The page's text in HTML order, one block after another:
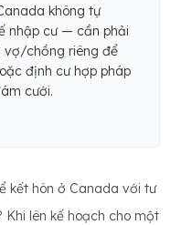
không tự
nhập cư — cần phải
vợ/chồng riêng để
định cư hợp pháp
cưới.
kết hôn ở Canada với tư
lên kế hoạch cho một